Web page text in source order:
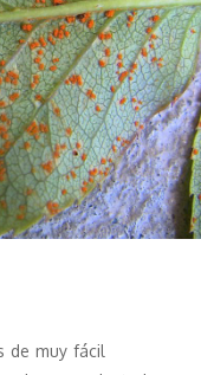
de muy fácil